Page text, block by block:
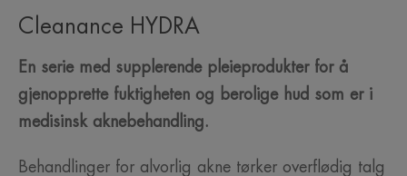
Cleanance HYDRA
En serie med supplerende pleieprodukter for å
gjenopprette fuktigheten og berolige hud som er i
medisinsk aknebehandling.
Behandlinger for alvorlig akne tørker overflødig talg